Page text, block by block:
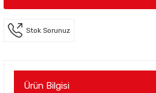
Stok Sorunuz
Ürün Bilgisi